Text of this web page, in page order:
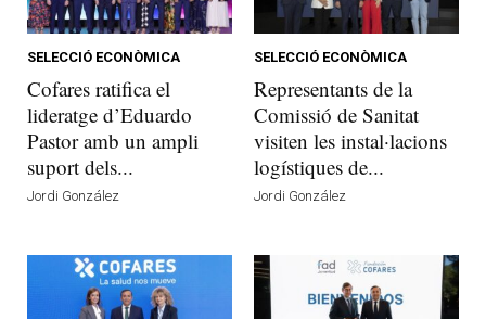
SELECCIÓ ECONÒMICA
Cofares ratifica el
lideratge d’Eduardo
Pastor amb un ampli
suport dels...
Jordi González
SELECCIÓ ECONÒMICA
Representants de la
Comissió de Sanitat
visiten les instal·lacions
logístiques de...
Jordi González